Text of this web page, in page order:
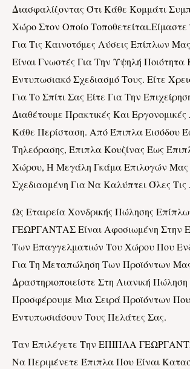
Διασφαλίζοντας Ότι Κάθε Κομμάτι
Χώρο Στον Οποίο
Για Τις Καινοτόμες Λύσεις Επίπλων
Είναι Γνωστές Για Την Υψηλή Ποιότητα
Εντυπωσιακό Σχεδιασμό Τους. Είτε
Για Το Σπίτι Σας Είτε Για Την
Διαθέτουμε Πρακτικές Και Εργονομικές
Κάθε Περίσταση. Από Έπιπλα Εισόδου
Τηλεόρασης, Έπιπλα Κουζίνας Έως
Χώρου, Η Μεγάλη Γκάμα Επιλογών Μας
Σχεδιασμένη Για Να Καλύπτει Όλες
Ως Εταιρεία Χονδρικής Πώλησης
ΓΕΩΡΓΑΝΤΑΣ Είναι Αφοσιωμένη Στην
Των Επαγγελματιών Του Χώρου Που
Για Τη Μεταπώληση Των Προϊόντων
Δραστηριοποιείστε Στη Λιανική
Προσφέρουμε Μια Σειρά Προϊόντων
Εντυπωσιάσουν Τους Πελάτες Σας.
Ταν Επιλέγετε Την ΕΠΙΠΛΑ
Να Περιμένετε Έπιπλα Που Είναι